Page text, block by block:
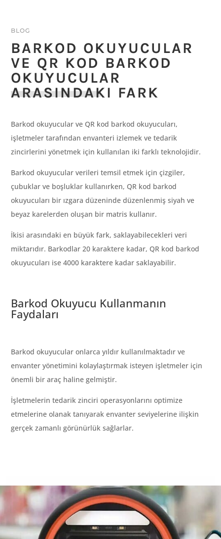
BLOG
BARKOD OKUYUCULAR
VE QR KOD BARKOD
OKUYUCULAR
ARASINDAKI FARK
Barkod okuyucular ve QR kod barkod okuyucuları,
işletmeler tarafından envanteri izlemek ve tedarik
zincirlerini yönetmek için kullanılan iki farklı teknolojidir.
Barkod okuyucular verileri temsil etmek için çizgiler,
çubuklar ve boşluklar kullanırken, QR kod barkod
okuyucuları bir ızgara düzeninde düzenlenmiş siyah ve
beyaz karelerden oluşan bir matris kullanır.
İkisi arasındaki en büyük fark, saklayabilecekleri veri
miktarıdır. Barkodlar 20 karaktere kadar, QR kod barkod
okuyucuları ise 4000 karaktere kadar saklayabilir.
Barkod Okuyucu Kullanmanın
Faydaları
Barkod okuyucular onlarca yıldır kullanılmaktadır ve
envanter yönetimini kolaylaştırmak isteyen işletmeler için
önemli bir araç haline gelmiştir.
İşletmelerin tedarik zinciri operasyonlarını optimize
etmelerine olanak tanıyarak envanter seviyelerine ilişkin
gerçek zamanlı görünürlük sağlarlar.